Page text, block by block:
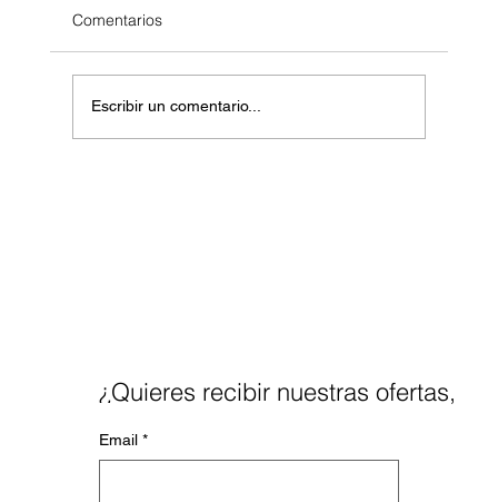
Comentarios
Escribir un comentario...
¿Quieres recibir nuestras ofertas,
noticias y blog a tu mail?
Email *